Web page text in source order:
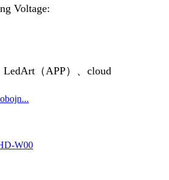
Voltage:
LedArt（APP）、cloud
W00